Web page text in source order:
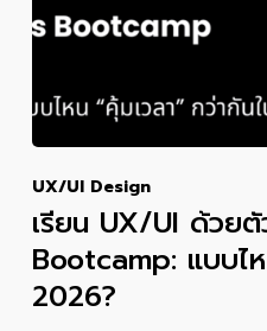
UX/UI Design
เรียน UX/UI ด้วยตั
Bootcamp: แบบไ
2026?